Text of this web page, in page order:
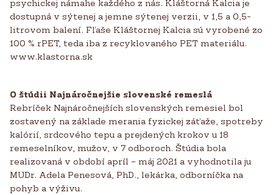
psychickej námahe každého z nás. Kláštorná Kalcia je
dostupná v sýtenej a jemne sýtenej verzii, v 1,5 a 0,5-
litrovom balení. Fľaše Kláštornej Kalcia sú vyrobené zo
100 % rPET, teda iba z recyklovaného PET materiálu.
www.klastorna.sk
O štúdii Najnáročnejšie slovenské remeslá
Rebríček Najnáročnejších slovenských remesiel bol
zostavený na základe merania fyzickej záťaže, spotreby
kalórií, srdcového tepu a prejdených krokov u 18
remeselníkov, mužov, v 7 odboroch. Štúdia bola
realizovaná v období apríl – máj 2021 a vyhodnotila ju
MUDr. Adela Penesová, PhD., lekárka, odborníčka na
pohyb a výživu.